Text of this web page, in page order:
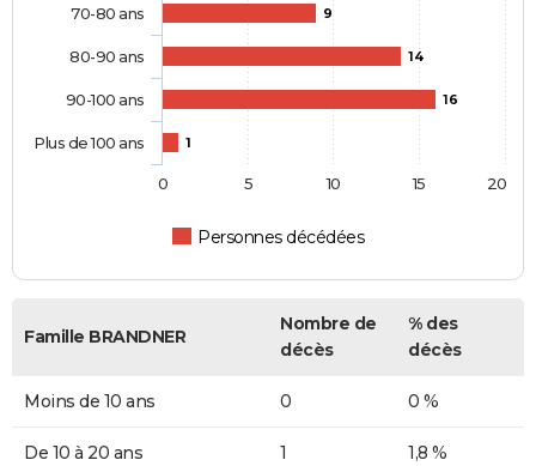
9
14
16
1
Personnes décédées
70-80 ans
80-90 ans
90-100 ans
Plus de 100 ans
0 5 10 15 20
Famille BRANDNER
Nombre de
décès
% des
décès
Moins de 10 ans 0 0 %
De 10 à 20 ans 1 1,8 %